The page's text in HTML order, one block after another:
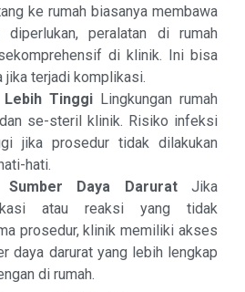
ke rumah biasanya membawa
diperlukan, peralatan di rumah
di klinik. Ini bisa
jika terjadi komplikasi.
Tinggi Lingkungan rumah
se-steril klinik. Risiko infeksi
jika prosedur tidak dilakukan
hati.
Sumber Daya DaruratJika
atau reaksi yang tidak
prosedur, klinik memiliki akses
daya darurat yang lebih lengkap
di rumah.